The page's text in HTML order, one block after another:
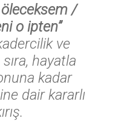
öleceksem /
o ipten”
ve
hayatla
kadar
dair kararlı